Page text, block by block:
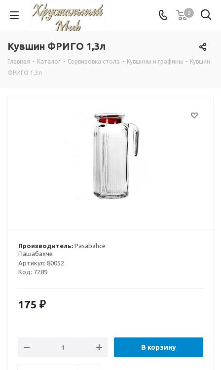
0
Кувшин ФРИГО 1,3л
Главная - Каталог - Сервировка стола - Кувшины и графины - Кувшин
ФРИГО 1,3л
Производитель: Pasabahce
Пашабахче
Артикул: 80052
Код: 7289
175 ₽
В корзину